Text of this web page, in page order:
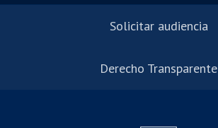
Solicitar audiencia
Derecho Transparente